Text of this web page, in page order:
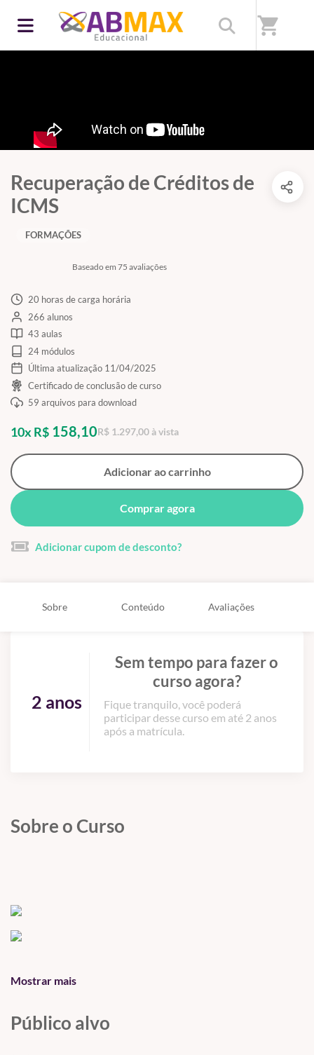
shopping_cart
Recuperação de Créditos de
ICMS
Baseado em 75 avaliações
FORMAÇÕES
20 horas de carga horária
266 alunos
43 aulas
24 módulos
Última atualização 11/04/2025
Certificado de conclusão de curso
59 arquivos para download
10x R$ 158,10R$ 1.297,00 à vista
Adicionar ao carrinho
Comprar agora
Adicionar cupom de desconto?
Sobre Conteúdo Avaliações
2 anos
Sem tempo para fazer o
curso agora?
Fique tranquilo, você poderá
participar desse curso em até 2 anos
após a matrícula.
Sobre o Curso
Mostrar mais
Público alvo